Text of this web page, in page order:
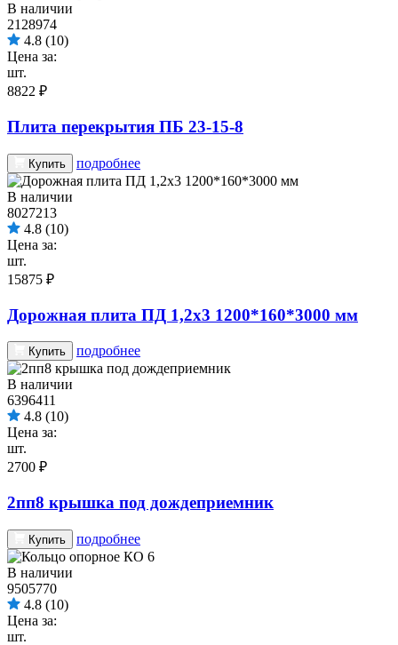
В наличии
2128974
4.8 (10)
Цена за:
шт.
8822 ₽
Плита перекрытия ПБ 23-15-8
Купить подробнее
В наличии
8027213
4.8 (10)
Цена за:
шт.
15875 ₽
Дорожная плита ПД 1,2х3 1200*160*3000 мм
Купить подробнее
В наличии
6396411
4.8 (10)
Цена за:
шт.
2700 ₽
2пп8 крышка под дождеприемник
Купить подробнее
В наличии
9505770
4.8 (10)
Цена за:
шт.